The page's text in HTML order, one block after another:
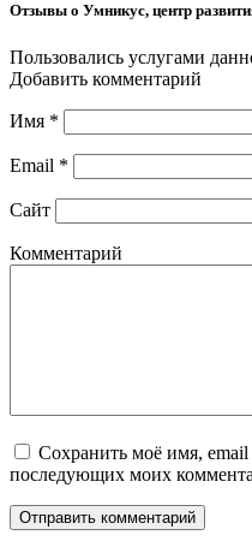
Отзывы о Умникус, центр
Пользовались услугами
Добавить комментарий
Имя *
Email *
Сайт
Комментарий
Сохранить моё имя, email
последующих моих